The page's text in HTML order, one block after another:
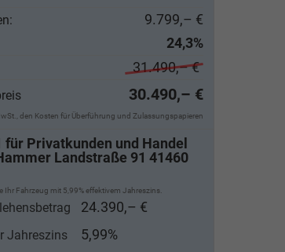
9.799,– €
24,3%
31.490,– €
30.490,– €
den Kosten für Überführung und Zulassungspapieren
für Privatkunden und Handel
Landstraße 91 41460
Ihr Fahrzeug mit 5,99% effektivem Jahreszins.
24.390,– €
Jahreszins 5,99%